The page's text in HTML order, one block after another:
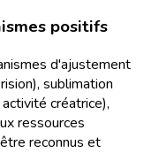
positifs
d'ajustement
sublimation
créatrice),
ressources
reconnus et